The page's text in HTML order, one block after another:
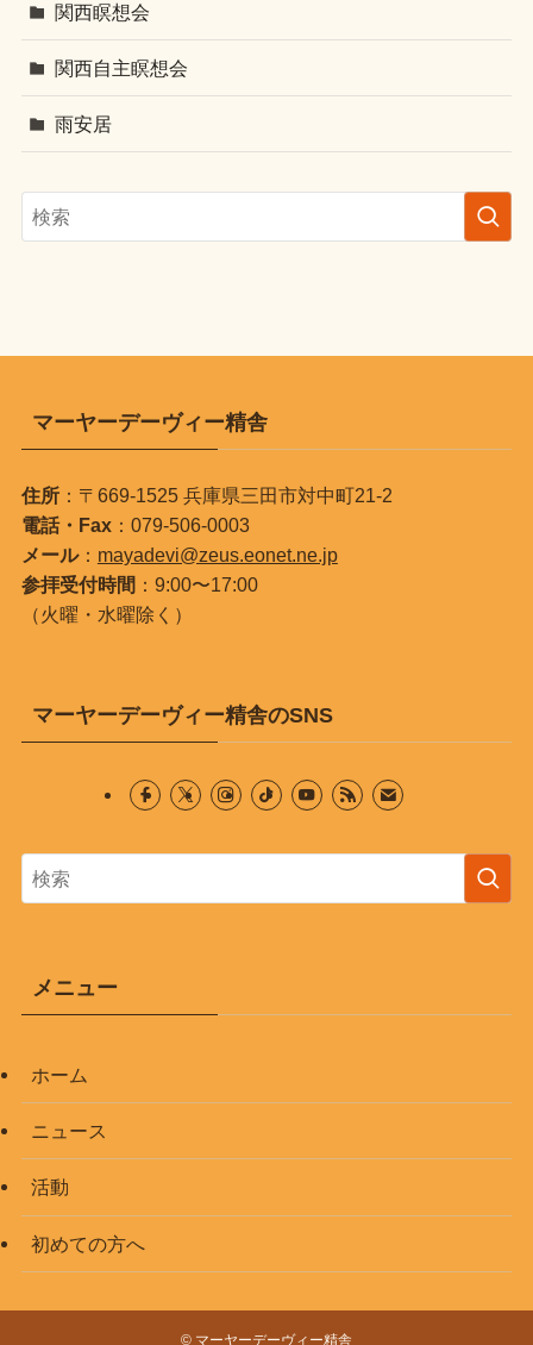
関西瞑想会
関西自主瞑想会
雨安居
マーヤーデーヴィー精舎
住所：〒669-1525 兵庫県三田市対中町21-2
電話・Fax：079-506-0003
メール： mayadevi@zeus.eonet.ne.jp
参拝受付時間 ：9:00〜17:00
（火曜・水曜除く）
マーヤーデーヴィー精舎のSNS
メニュー
ホーム
ニュース
活動
初めての方へ
© マーヤーデーヴィー精舎